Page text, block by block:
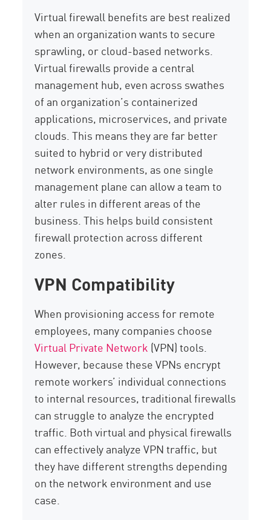
Virtual firewall benefits are best realized
when an organization wants to secure
sprawling, or cloud-based networks.
Virtual firewalls provide a central
management hub, even across swathes
of an organization’s containerized
applications, microservices, and private
clouds. This means they are far better
suited to hybrid or very distributed
network environments, as one single
management plane can allow a team to
alter rules in different areas of the
business. This helps build consistent
firewall protection across different
zones.
VPN Compatibility
When provisioning access for remote
employees, many companies choose
Virtual Private Network (VPN) tools.
However, because these VPNs encrypt
remote workers’ individual connections
to internal resources, traditional firewalls
can struggle to analyze the encrypted
traffic. Both virtual and physical firewalls
can effectively analyze VPN traffic, but
they have different strengths depending
on the network environment and use
case.